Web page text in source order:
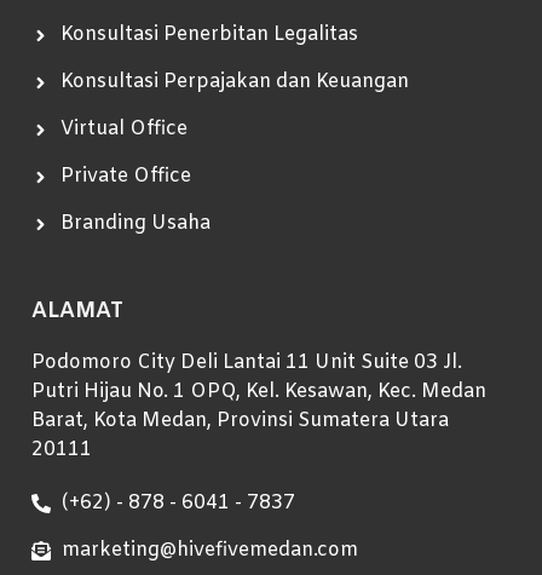
Konsultasi Penerbitan Legalitas
Konsultasi Perpajakan dan Keuangan
Virtual Office
Private Office
Branding Usaha
ALAMAT
Podomoro City Deli Lantai 11 Unit Suite 03 Jl.
Putri Hijau No. 1 OPQ, Kel. Kesawan, Kec. Medan
Barat, Kota Medan, Provinsi Sumatera Utara
20111
(+62) - 878 - 6041 - 7837
marketing@hivefivemedan.com